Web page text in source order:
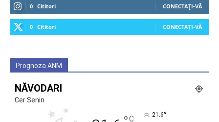
0 Cititori CONECTAȚI-VĂ
0 Cititori CONECTAȚI-VĂ
Prognoza ANM
NĂVODARI
Cer Senin
C 21.6°